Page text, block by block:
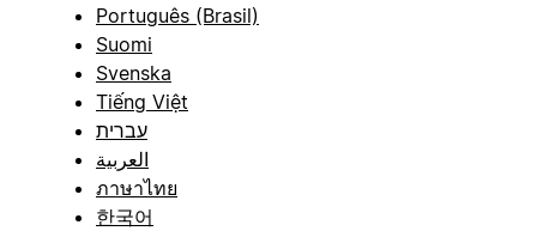
Português (Brasil)
Suomi
Svenska
Tiếng Việt
עברית
العربية
ภาษาไทย
한국어